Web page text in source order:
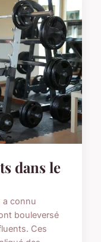
dans le
a connu
bouleversé
Ces